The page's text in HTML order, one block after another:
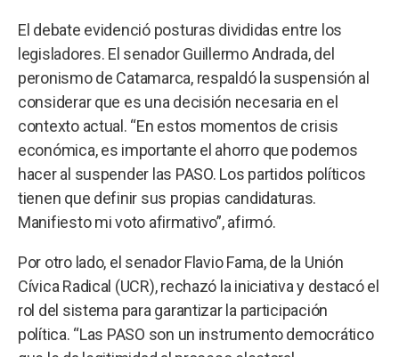
El debate evidenció posturas divididas entre los
legisladores. El senador Guillermo Andrada, del
peronismo de Catamarca, respaldó la suspensión al
considerar que es una decisión necesaria en el
contexto actual. “En estos momentos de crisis
económica, es importante el ahorro que podemos
hacer al suspender las PASO. Los partidos políticos
tienen que definir sus propias candidaturas.
Manifiesto mi voto afirmativo”, afirmó.
Por otro lado, el senador Flavio Fama, de la Unión
Cívica Radical (UCR), rechazó la iniciativa y destacó el
rol del sistema para garantizar la participación
política. “Las PASO son un instrumento democrático